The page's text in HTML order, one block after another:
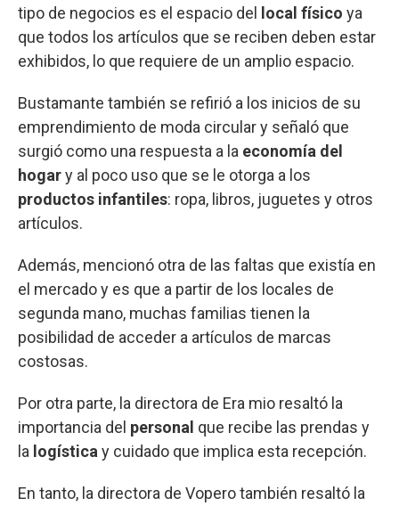
tipo de negocios es el espacio del
local físico ya
que todos los artículos que se reciben deben estar
exhibidos, lo que requiere de un amplio espacio.
Bustamante también se refirió a los inicios de su
emprendimiento de moda circular y señaló que
surgió como una respuesta a la economía del
hogary al poco uso que se le otorga a los
productos infantiles: ropa, libros, juguetes y otros
artículos.
Además, mencionó otra de las faltas que existía en
el mercado y es que a partir de los locales de
segunda mano, muchas familias tienen la
posibilidad de acceder a artículos de marcas
costosas.
Por otra parte, la directora de Era mio resaltó la
importancia del personal que recibe las prendas y
la logística y cuidado que implica esta recepción.
En tanto, la directora de Vopero también resaltó la